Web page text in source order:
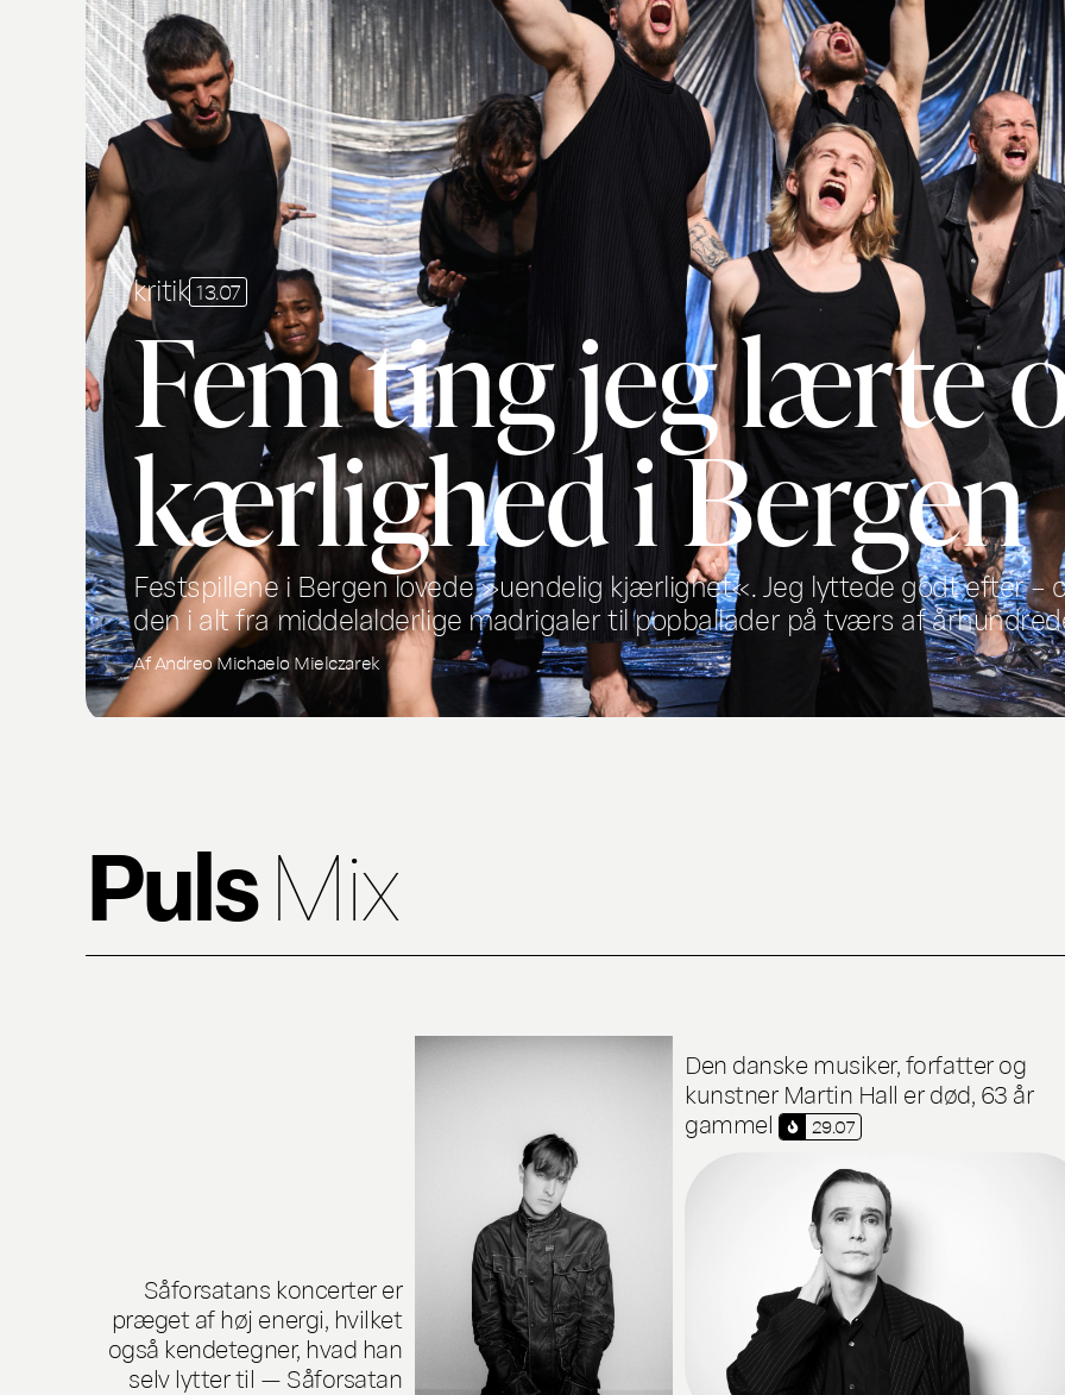
kritik 13.07
Fem ting jeg lærte
kærlighed i Bergen
Festspillene i Bergen lovede »uendelig kjærlighet«. Jeg lyttede godt efter –
den i alt fra middelalderlige madrigaler til popballader på tværs af
AfAndreo Michaelo Mielczarek
PulsMix
Såforsatans koncerter er
præget af høj energi, hvilket
også kendetegner, hvad han
selv lytter til — Såforsatan
Den danske musiker, forfatter og
kunstner Martin Hall er død, 63 år
gammel
29.07